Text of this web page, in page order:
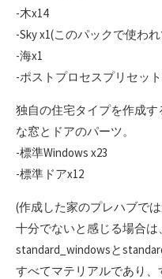
-木x14
-Sky x1(このパックで使わ
-海x1
-ポストプロセスプリセット
独自の住宅タイプを作成
な窓とドアのパーツ。
-標準Windows x23
-標準ドアx12
(作成した家のプレハブで
十分でないと感じる場合
standard_windowsと
すべてマテリアルであり